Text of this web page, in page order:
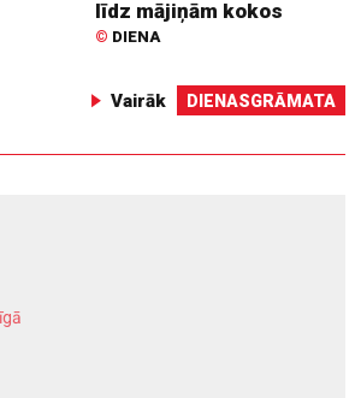
līdz mājiņām kokos
© DIENA
Vairāk DIENASGRĀMATA